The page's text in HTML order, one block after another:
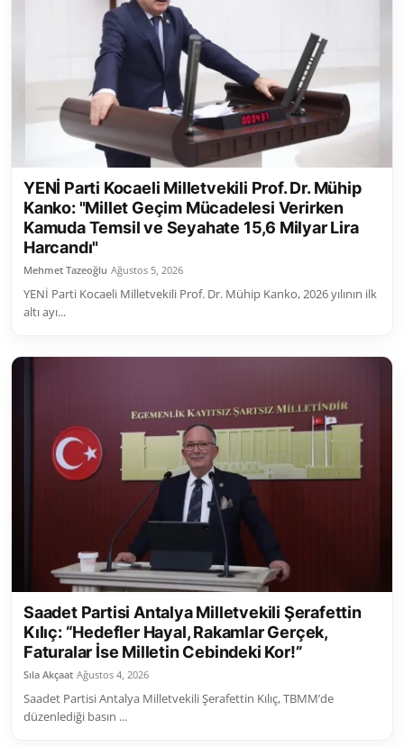
YENİ Parti Kocaeli Milletvekili Prof. Dr. Mühip
Kanko: "Millet Geçim Mücadelesi Verirken
Kamuda Temsil ve Seyahate 15,6 Milyar Lira
Harcandı"
Mehmet Tazeoğlu Ağustos 5, 2026
YENİ Parti Kocaeli Milletvekili Prof. Dr. Mühip Kanko, 2026 yılının ilk
altı ayı...
Saadet Partisi Antalya Milletvekili Şerafettin
Kılıç: “Hedefler Hayal, Rakamlar Gerçek,
Faturalar İse Milletin Cebindeki Kor!”
Sıla Akçaat Ağustos 4, 2026
Saadet Partisi Antalya Milletvekili Şerafettin Kılıç, TBMM’de
düzenlediği basın ...